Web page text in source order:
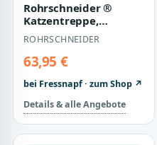
Rohrschneider ®
Katzentreppe,
Wandelement für
Katzen mit starkem
Sisal…
ROHRSCHNEIDER
63,95 €
bei Fressnapf · zum Shop ↗
Details & alle Angebote